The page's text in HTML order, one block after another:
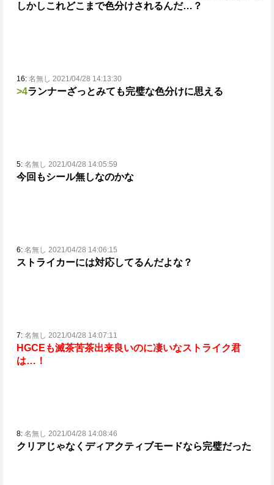
しかしこれどこまで色分けされるんだ…？
16: 名無し 2021/04/28 14:13:30
>4ランナーざっとみても完璧な色分けに思える
5: 名無し 2021/04/28 14:05:59
今回もシール無しなのかな
6: 名無し 2021/04/28 14:06:15
ストライカーには対応してるんだよな？
7: 名無し 2021/04/28 14:07:11
HGCEも滅茶苦茶出来良いのに凄いなストライク君
は…！
8: 名無し 2021/04/28 14:08:46
クリアじゃなくディアクティブモードなら完璧だった